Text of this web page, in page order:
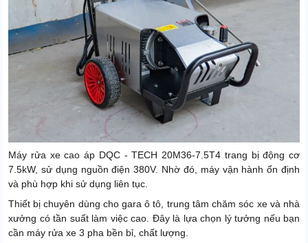
Máy rửa xe cao áp DQC - TECH 20M36-7.5T4 trang bị động cơ
7.5kW, sử dụng nguồn điện 380V. Nhờ đó, máy vận hành ổn định
và phù hợp khi sử dụng liên tục.
Thiết bị chuyên dùng cho gara ô tô, trung tâm chăm sóc xe và nhà
xưởng có tần suất làm việc cao. Đây là lựa chọn lý tưởng nếu bạn
cần máy rửa xe 3 pha bền bỉ, chất lượng.